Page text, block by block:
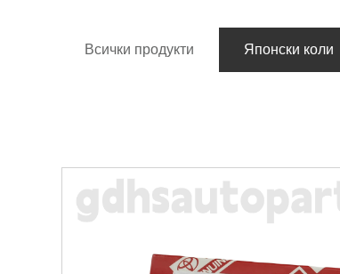
Всички продукти Японски коли